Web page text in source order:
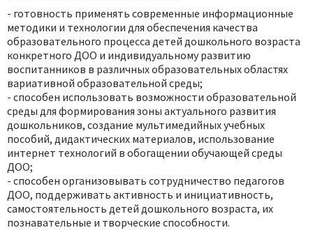
- готовность применять современные информационные
методики и технологии для обеспечения качества
образовательного процесса детей дошкольного возраста
конкретного ДОО и индивидуальному развитию
воспитанников в различных образовательных областях
вариативной образовательной среды;
- способен использовать возможности образовательной
среды для формирования зоны актуального развития
дошкольников, создание мультимедийных учебных
пособий, дидактических материалов, использование
интернет технологий в обогащении обучающей среды
ДОО;
- способен организовывать сотрудничество педагогов
ДОО, поддерживать активность и инициативность,
самостоятельность детей дошкольного возраста, их
познавательные и творческие способности.